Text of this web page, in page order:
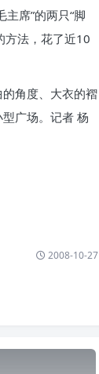
席”的两只“脚
方法，花了近10
角度、大衣的褶
广场。记者 杨
2008-10-27